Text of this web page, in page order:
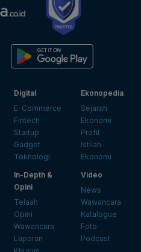
Digital
E-Commerce
Fintech
Startup
Gadget
Teknologi
Ekonopedia
Sejarah
Ekonomi
Profil
Istilah
Ekonomi
In-Depth &
Opini
Telaah
Opini
Wawancara
Laporan
Video
News
Wawancara
Katalogue
Foto
Podcast